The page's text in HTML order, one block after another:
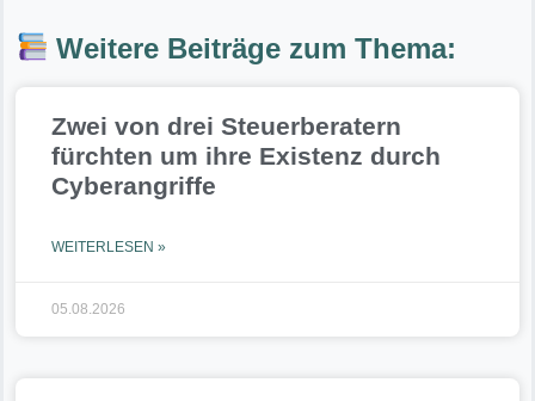
Weitere Beiträge zum Thema:
Zwei von drei Steuerberatern
fürchten um ihre Existenz durch
Cyberangriffe
WEITERLESEN »
05.08.2026